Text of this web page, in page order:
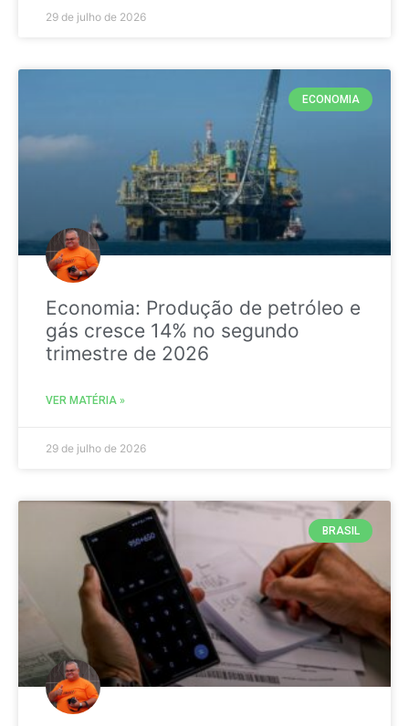
29 de julho de 2026
ECONOMIA
Economia: Produção de petróleo e
gás cresce 14% no segundo
trimestre de 2026
VER MATÉRIA »
29 de julho de 2026
BRASIL